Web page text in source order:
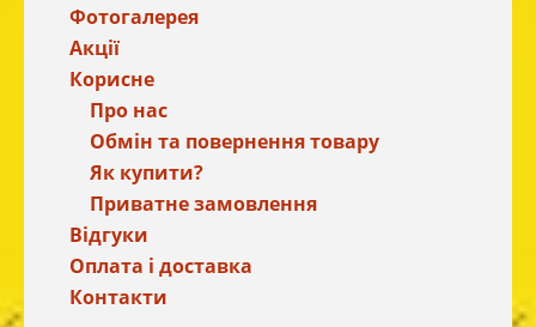
Фотогалерея
Акції
Корисне
Про нас
Обмін та повернення товару
Як купити?
Приватне замовлення
Відгуки
Оплата і доставка
Контакти